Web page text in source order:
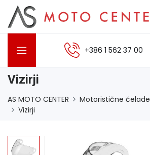
+386 1 562 37 00
Vizirji
AS MOTO CENTER Motoristične čelade
Vizirji